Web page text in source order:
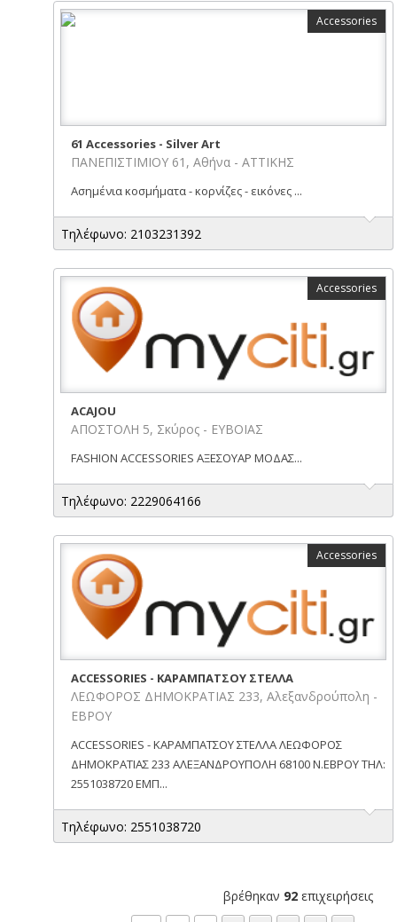
Accessories
61 Accessories - Silver Art
ΠΑΝΕΠΙΣΤΙΜΙΟΥ 61, Αθήνα - ΑΤΤΙΚΗΣ
Ασημένια κοσμήματα - κορνίζες - εικόνες ...
Τηλέφωνο: 2103231392
Accessories
ACAJOU
ΑΠΟΣΤΟΛΗ 5, Σκύρος - ΕΥΒΟΙΑΣ
FASHION ACCESSORIES ΑΞΕΣΟΥΑΡ ΜΟΔΑΣ...
Τηλέφωνο: 2229064166
Accessories
ACCESSORIES - ΚΑΡΑΜΠΑΤΣΟΥ ΣΤΕΛΛΑ
ΛΕΩΦΟΡΟΣ ΔΗΜΟΚΡΑΤΙΑΣ 233, Αλεξανδρούπολη -
ΕΒΡΟΥ
ACCESSORIES - ΚΑΡΑΜΠΑΤΣΟΥ ΣΤΕΛΛΑ ΛΕΩΦΟΡΟΣ
ΔΗΜΟΚΡΑΤΙΑΣ 233 ΑΛΕΞΑΝΔΡΟΥΠΟΛΗ 68100 Ν.ΕΒΡΟΥ ΤΗΛ:
2551038720 ΕΜΠ...
Τηλέφωνο: 2551038720
βρέθηκαν 92 επιχειρήσεις